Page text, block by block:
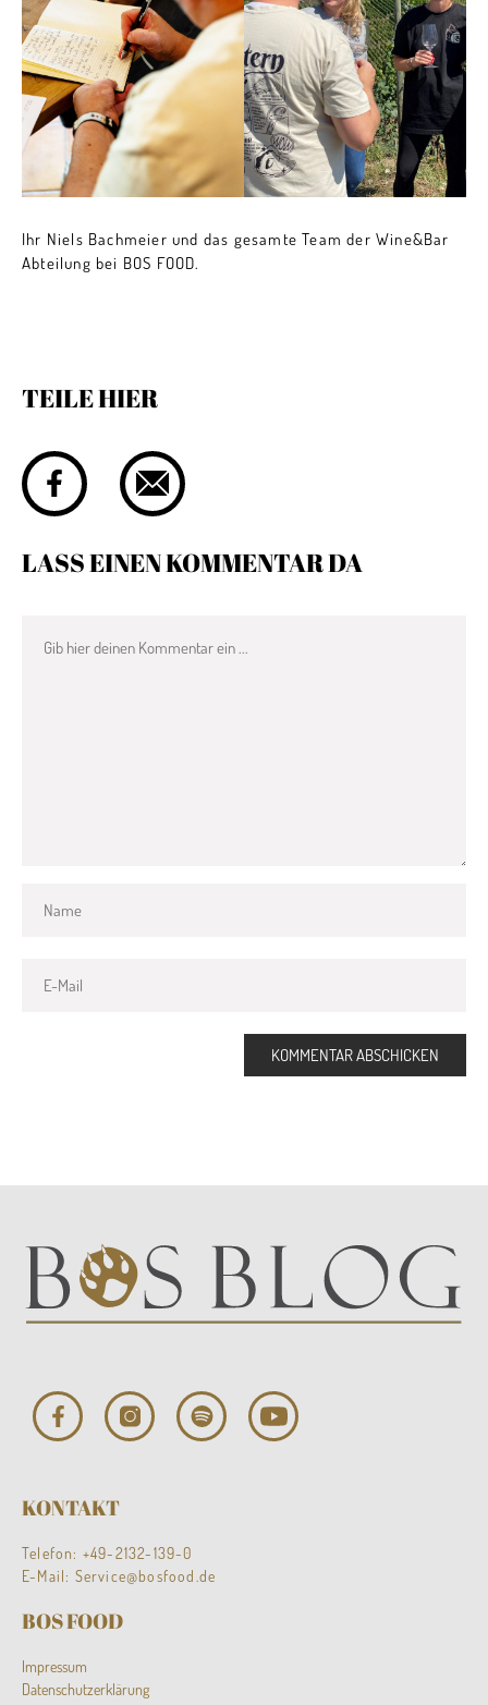
Ihr Niels Bachmeier und das gesamte Team der Wine&Bar
Abteilung bei BOS FOOD.
LASS EINEN KOMMENTAR DA
TEILE HIER
KONTAKT
Telefon: +49-2132-139-0
E-Mail: Service@bosfood.de
BOS FOOD
Impressum
Datenschutzerklärung